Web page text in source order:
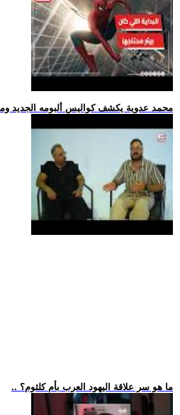
.. محمد عدوية يكشف كواليس ألبومه الجديد
.. ما هو سر علاقة اليهود العرب بأم كلثوم؟